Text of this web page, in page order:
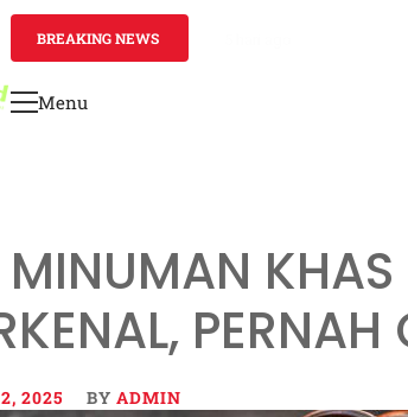
BREAKING NEWS
Primary
Menu
KHAS
2025 BY ADMIN